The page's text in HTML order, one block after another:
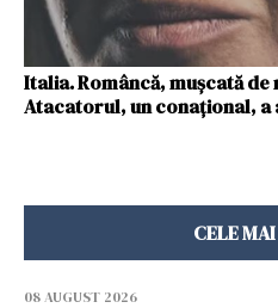
Italia. Româncă, mușcată
Atacatorul, un conațional, a
CELE
08 AUGUST 2026